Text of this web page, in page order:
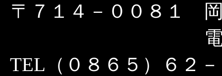
〒７１４－００８１
TEL（０８６５）６２